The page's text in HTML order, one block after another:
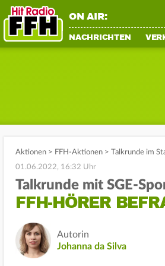
ON AIR:
NACHRICHTEN
Aktionen > FFH-Aktionen > Talkrunde im
01.06.2022, 16:32 Uhr
Talkrunde mit SGE-
FFH-HÖRER
Autorin
Johanna da Silva